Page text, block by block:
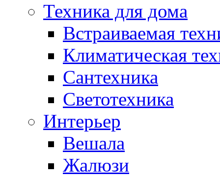
Техника для дома
Встраиваемая
Климатическая
Сантехника
Светотехника
Интерьер
Вешала
Жалюзи